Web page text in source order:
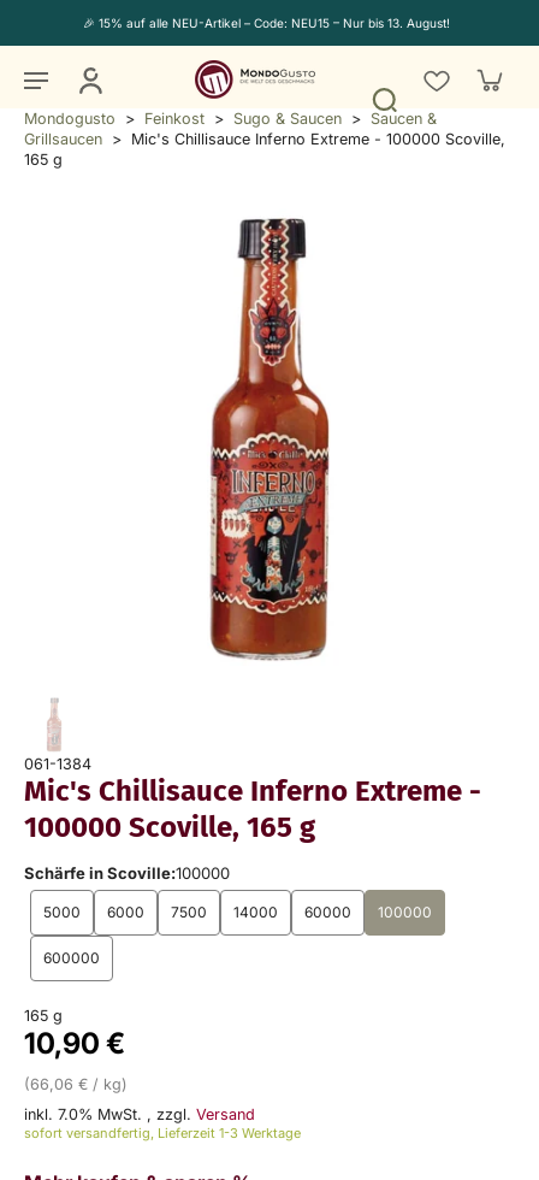
🎉 15% auf alle NEU-Artikel – Code: NEU15 – Nur bis 13. August!
Mondogusto > Feinkost > Sugo & Saucen > Saucen &
Grillsaucen > Mic's Chillisauce Inferno Extreme - 100000 Scoville,
165 g
061-1384
Mic's Chillisauce Inferno Extreme -
100000 Scoville, 165 g
Schärfe in Scoville:100000
5000 6000 7500 14000 60000 100000
600000
165 g
10,90 €
(66,06 € / kg)
inkl. 7.0% MwSt. , zzgl. Versand
sofort versandfertig, Lieferzeit 1-3 Werktage